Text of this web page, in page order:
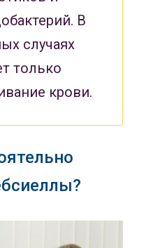
В
случаях
только
крови.